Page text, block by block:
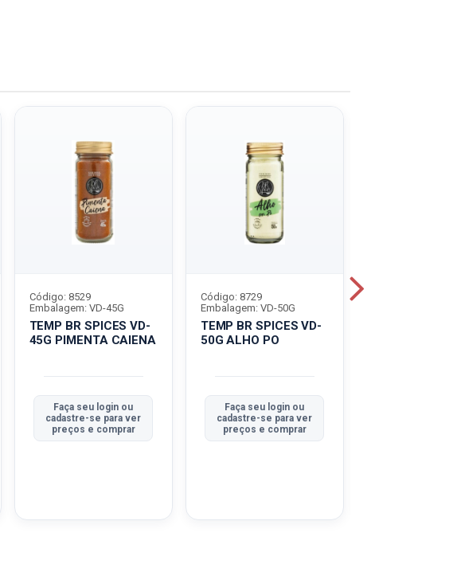
TEMP BR SPICES VD-
45G PIMENTA CAIENA
Código: 8529
Embalagem: VD-45G
Faça seu login ou
cadastre-se para ver
preços e comprar
TEMP BR SPICES VD-
50G ALHO PO
Código: 8729
Embalagem: VD-50G
Faça seu login ou
cadastre-se para ver
preços e comprar